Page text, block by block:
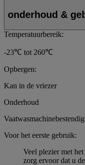
onderhoud &
Temperatuurbereik:
-23℃ tot 260℃
Opbergen:
Kan in de vriezer
Onderhoud
Vaatwasmachinebestendig
Voor het eerste gebruik:
Veel plezier met
zorg ervoor dat u